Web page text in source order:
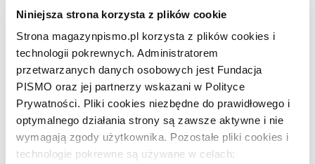
Niniejsza strona korzysta z plików cookie
Strona magazynpismo.pl korzysta z plików cookies i
technologii pokrewnych. Administratorem
przetwarzanych danych osobowych jest Fundacja
PISMO oraz jej partnerzy wskazani w Polityce
Prywatności. Pliki cookies niezbędne do prawidłowego i
optymalnego działania strony są zawsze aktywne i nie
wymagają zgody użytkownika. Pozostałe pliki cookies i
technologie pokrewne są używane w celach:
herbaty, zwijam namiot i ruszam przed siebie,
decydując według własnego serca, gdzie chcę
zmierzać, jak długo i co będzie celem. Albo ten
moment, gdy otwieram laptop, by pisać kolejną
książkę w bibliotece Jeffersona w Nowym Jorku,
otoczona najznakomitszymi powieściami
wszechczasów, i nie myślę o tym, że coś
powinnam.